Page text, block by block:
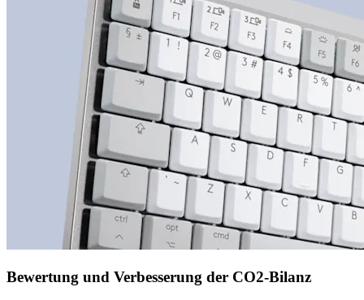
Bewertung und Verbesserung der CO2-Bilanz